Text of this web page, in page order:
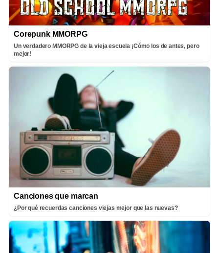
Corepunk MMORPG
Un verdadero MMORPG de la vieja escuela ¡Cómo los de antes, pero
mejor!
Canciones que marcan
¿Por qué recuerdas canciones viejas mejor que las nuevas?